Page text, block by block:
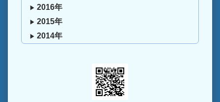
2016年
2015年
2014年